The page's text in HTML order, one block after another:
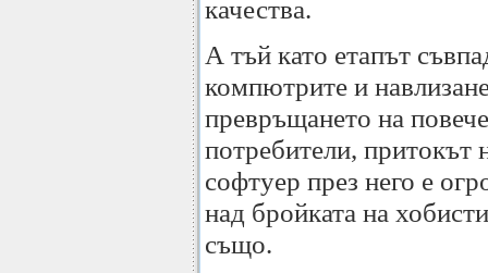
качества.
А тъй като етапът
компютрите и
превръщането на
потребители, притокът
софтуер през него е
над бройката на
също.